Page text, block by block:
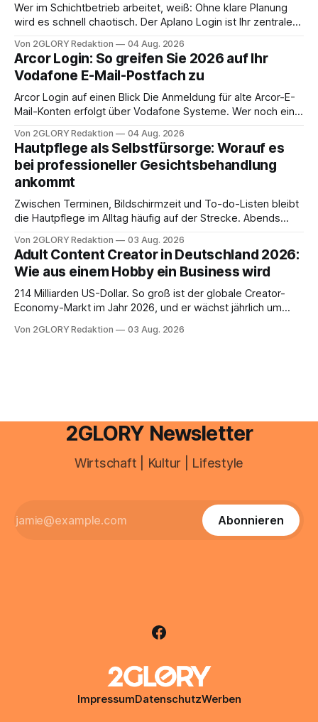
Wer im Schichtbetrieb arbeitet, weiß: Ohne klare Planung
wird es schnell chaotisch. Der Aplano Login ist Ihr zentraler
abwesenheiten und die gesamte kommunikation rund um
Ihr personal digital zu organisieren. In diesem Leitfaden
erfahren Sie alles, was Sie für einen reibungslosen Einstieg
brauchen, von der Registrierung
Von 2GLORY Redaktion 04 Aug. 2026
Arcor Login: So greifen Sie 2026 auf Ihr
Vodafone E-Mail-Postfach zu
Arcor Login auf einen Blick Die Anmeldung für alte Arcor-E-
Mail-Konten erfolgt über Vodafone Systeme. Wer noch eine
besitzt, loggt sich heute über das Vodafone E-Mail & Cloud
Portal ein. Der klassische Arcor Login über mail.
Von 2GLORY Redaktion 04 Aug. 2026
Hautpflege als Selbstfürsorge: Worauf es
bei professioneller Gesichtsbehandlung
ankommt
Zwischen Terminen, Bildschirmzeit und To-do-Listen bleibt
die Hautpflege im Alltag häufig auf der Strecke. Abends
Drogerie – mehr ist zeitlich oft nicht drin. Dabei reagiert die
Haut empfindlich auf Stress, Schlafmangel und
Umwelteinflüsse: Sie wirkt müde, spannt oder neigt zu
Unreinheiten. Professionelle
Von 2GLORY Redaktion 03 Aug. 2026
Adult Content Creator in Deutschland 2026:
Wie aus einem Hobby ein Business wird
214 Milliarden US-Dollar. So groß ist der globale Creator-
Economy-Markt im Jahr 2026, und er wächst jährlich um
ist längst ein ernstzunehmender Wirtschaftszweig. Weltweit
Von 2GLORY Redaktion 03 Aug. 2026
2GLORY Newsletter
Wirtschaft | Kultur | Lifestyle
Abonnieren
ImpressumDatenschutzWerben